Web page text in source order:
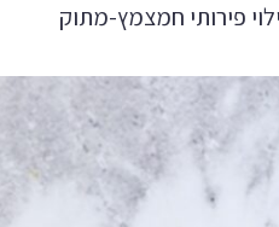
פירותי חמצמץ-מתוק